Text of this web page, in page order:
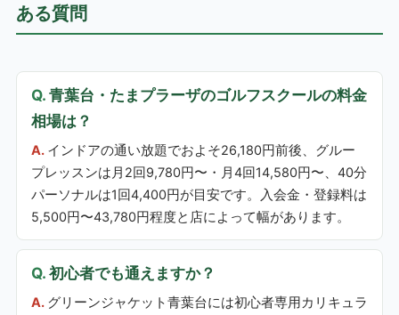
ある質問
青葉台・たまプラーザのゴルフスクールの料金
相場は？
インドアの通い放題でおよそ26,180円前後、グルー
プレッスンは月2回9,780円〜・月4回14,580円〜、40分
パーソナルは1回4,400円が目安です。入会金・登録料は
5,500円〜43,780円程度と店によって幅があります。
初心者でも通えますか？
グリーンジャケット青葉台には初心者専用カリキュラ